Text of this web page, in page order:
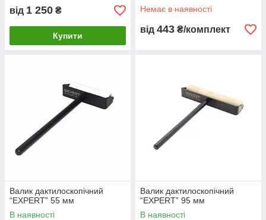
від 1 250 ₴
Купити
Немає в наявності
від 443 ₴/комплект
Валик дактилоскопічний
“EXPERT” 55 мм
В наявності
Валик дактилоскопічний
“EXPERT” 95 мм
В наявності